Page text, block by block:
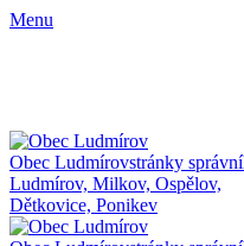
Menu
Obec Ludmírovstránky
Ludmírov, Milkov, Ospělov,
Dětkovice, Ponikev